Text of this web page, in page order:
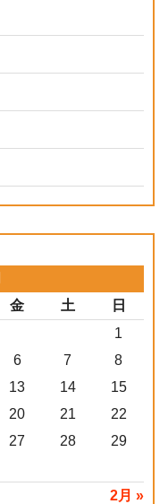
金 土 日
2月 »
1
6 7
8
13 14
15
20 21
22
27 28
29